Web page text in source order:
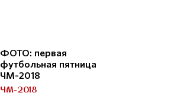
ФОТО: первая
футбольная пятница
ЧМ-2018
ЧМ-2018